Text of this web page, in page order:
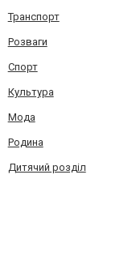
Транспорт
Розваги
Спорт
Культура
Мода
Родина
Дитячий розділ